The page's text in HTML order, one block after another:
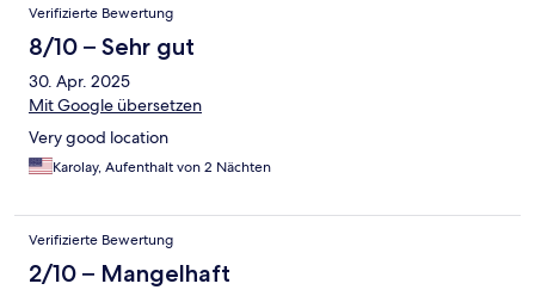
Verifizierte Bewertung
8/10 – Sehr gut
30. Apr. 2025
Mit Google übersetzen
Very good location
Karolay, Aufenthalt von 2 Nächten
Verifizierte Bewertung
2/10 – Mangelhaft